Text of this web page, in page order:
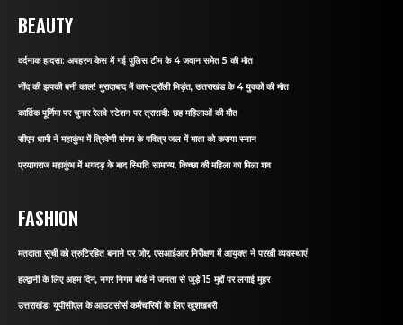
BEAUTY
दर्दनाक हादसा: अपहरण केस में गई पुलिस टीम के 4 जवान समेत 5 की मौत
नींद की झपकी बनी काल! मुरादाबाद में कार-ट्रॉली भिड़ंत, उत्तराखंड के 4 युवकों की मौत
कार्तिक पूर्णिमा पर चुनार रेलवे स्टेशन पर त्रासदी: छह महिलाओं की मौत
सीएम धामी ने महाकुंभ में त्रिवेणी संगम के पवित्र जल में माता को कराया स्नान
प्रयागराज महाकुंभ में भगदड़ के बाद स्थिति सामान्य, किच्छा की महिला का मिला शव
FASHION
मतदाता सूची को त्रुटिरहित बनाने पर जोर, एसआईआर निरीक्षण में आयुक्त ने परखी व्यवस्थाएं
हल्द्वानी के लिए अहम दिन, नगर निगम बोर्ड ने जनता से जुड़े 15 मुद्दों पर लगाई मुहर
उत्तराखंडः यूपीसीएल के आउटसोर्स कर्मचारियों के लिए खुशखबरी